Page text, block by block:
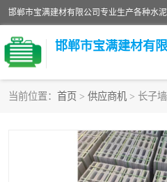
邯郸市宝满建材有
当前位置： 首页 > 供应商机 > 长子